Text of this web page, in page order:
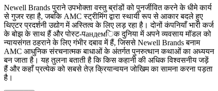
Newell Brands पुराने उपभोक्ता वस्तु ब्रांडों को पुनर्जीवित करने के धीमे कार्य
से गुजर रहा है, जबकि AMC स्ट्रीमिंग द्वारा स्थायी रूप से आकार बदले हुए
थिएटर प्रदर्शनी उद्योग में अस्तित्व के लिए लड़ रहा है। दोनों कंपनियाँ भारी कर्ज
के बोझ के साथ हैं और पोस्ट-पандемिक दुनिया में अपने व्यवसाय मॉडल को
न्यायसंगत ठहराने के लिए गंभीर दबाव में हैं, जिससे Newell Brands बनाम
AMC आधुनिक संरचनात्मक बाधाओं के अंतर्गत पुनरुत्थान कथाओं का अध्ययन
बन जाता है। यह तुलना बताती है कि किस कहानी की अधिक विश्वसनीय जड़ें
हैं और कहाँ प्रत्येक को सबसे तेज़ क्रियान्वयन जोखिम का सामना करना पड़ता
है।